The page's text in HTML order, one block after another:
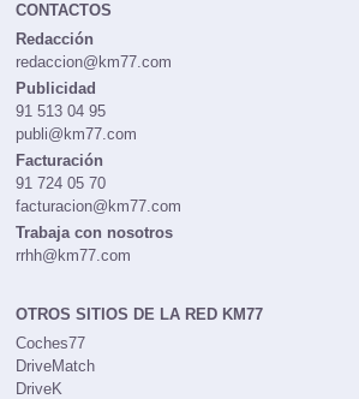
CONTACTOS
Redacción
redaccion@km77.com
Publicidad
91 513 04 95
publi@km77.com
Facturación
91 724 05 70
facturacion@km77.com
Trabaja con nosotros
rrhh@km77.com
OTROS SITIOS DE LA RED KM77
Coches77
DriveMatch
DriveK